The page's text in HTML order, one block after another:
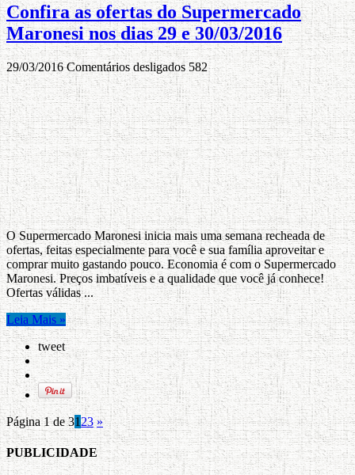
Confira as ofertas do Supermercado
Maronesi nos dias 29 e 30/03/2016
29/03/2016 Comentários desligados 582
O Supermercado Maronesi inicia mais uma semana recheada de
ofertas, feitas especialmente para você e sua família aproveitar e
comprar muito gastando pouco. Economia é com o Supermercado
Maronesi. Preços imbatíveis e a qualidade que você já conhece!
Ofertas válidas ...
Leia Mais »
tweet
Página 1 de 3123 »
PUBLICIDADE